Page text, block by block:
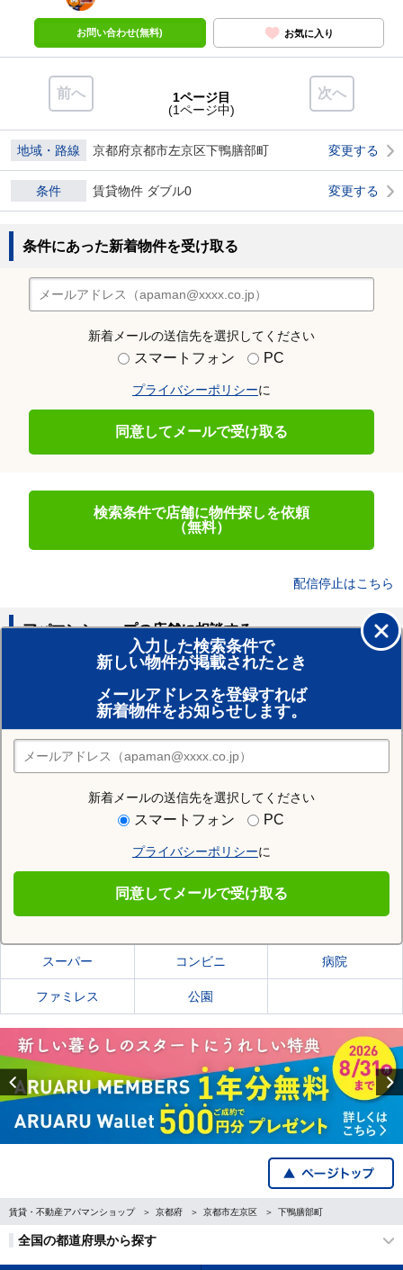
お問い合わせ(無料) お気に入り
前へ 次へ
1ページ目
(1ページ中)
地域・路線 京都府京都市左京区下鴨膳部町 変更する
条件 賃貸物件 ダブル0 変更する
条件にあった新着物件を受け取る
新着メールの送信先を選択してください
スマートフォン PC
プライバシーポリシーに
同意してメールで受け取る
検索条件で店舗に物件探しを依頼
（無料）
配信停止はこちら
入力した検索条件で
新しい物件が掲載されたとき
メールアドレスを登録すれば
新着物件をお知らせします。
新着メールの送信先を選択してください
スマートフォン PC
プライバシーポリシーに
同意してメールで受け取る
アパマンショップの店舗に相談する
賃貸のプロがお部屋探し！
おまかせ物件リクエスト
住みたい街の店舗を探す
店舗検索
住む街研究所で京都市左京区の情報を見る
京都市左京区の施設一覧
スーパー コンビニ 病院
ファミレス 公園
Previous
賃貸・不動産アパマンショップ 京都府 京都市左京区 下鴨膳部町
全国の都道府県から探す